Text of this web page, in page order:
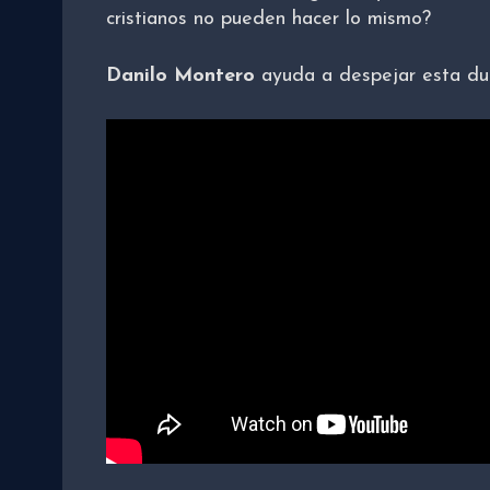
cristianos no pueden hacer lo mismo?
Danilo Montero ayuda a despejar esta